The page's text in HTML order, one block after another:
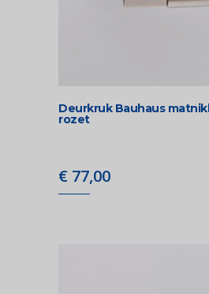
Deurkruk Bauhaus
rozet
€ 77,00